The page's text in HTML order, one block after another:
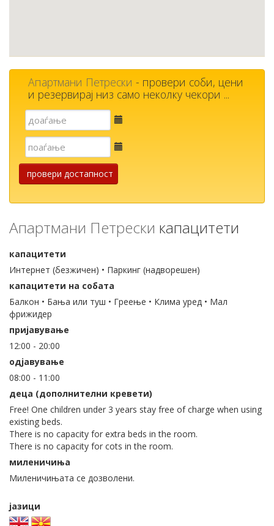
Апартмани Петрески - провери соби, цени
и резервирај низ само неколку чекори ...
Е-
пошта
Е-
пошта
провери достапност
Апартмани Петрески капацитети
капацитети
Интернет (безжичен) • Паркинг (надворешен)
капацитети на собата
Балкон • Бања или туш • Греење • Клима уред • Мал
фрижидер
пријавување
12:00 - 20:00
одјавување
08:00 - 11:00
деца (дополнителни кревети)
Free! One children under 3 years stay free of charge when using
existing beds.
There is no capacity for extra beds in the room.
There is no capacity for cots in the room.
миленичиња
Миленичињата се дозволени.
јазици